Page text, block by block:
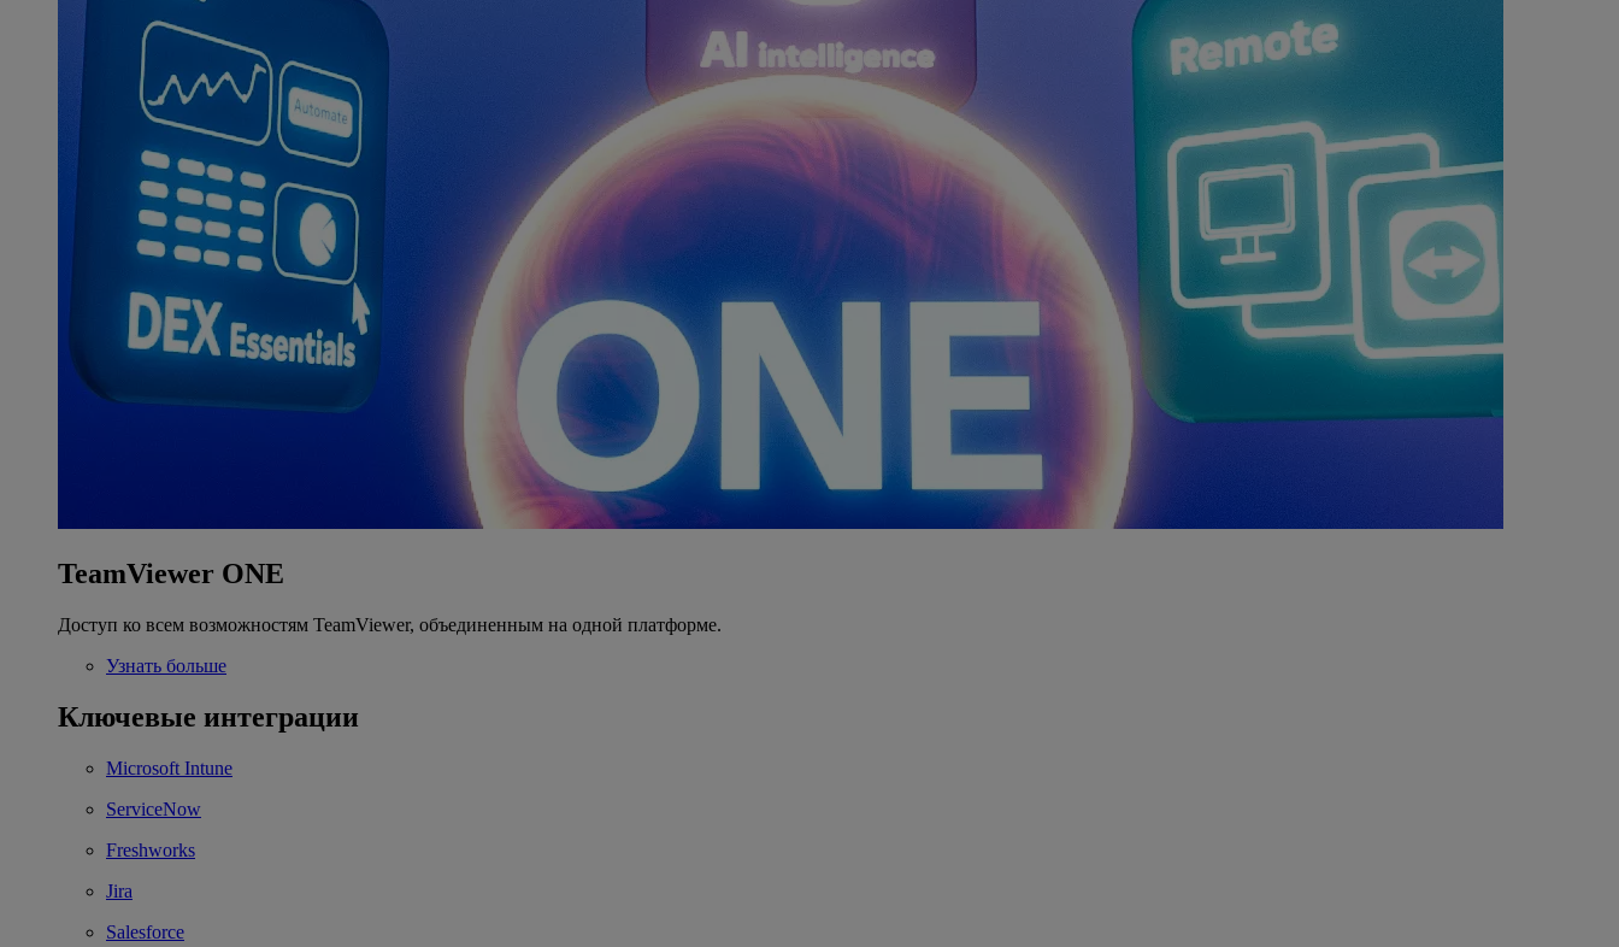
TeamViewer ONE
Доступ ко всем возможностям TeamViewer, объединенным на одной платформе.
Узнать больше
Ключевые интеграции
Microsoft Intune
ServiceNow
Freshworks
Jira
Salesforce